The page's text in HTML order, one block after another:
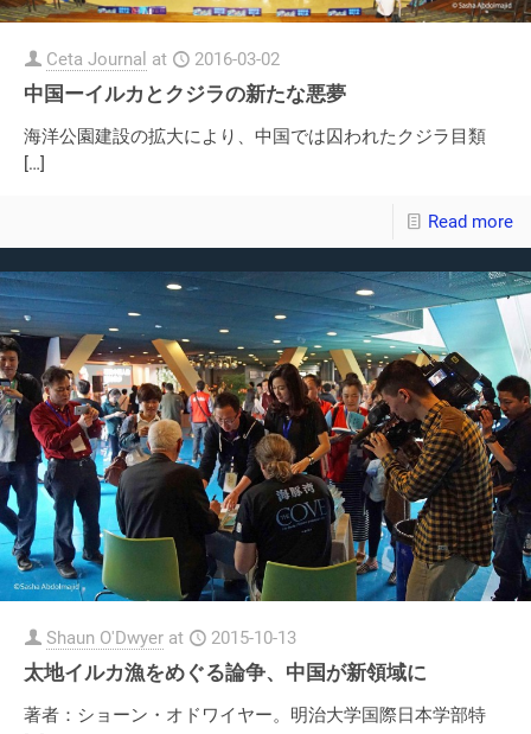
Ceta Journal at 2016-03-02
中国ーイルカとクジラの新たな悪夢
海洋公園建設の拡大により、中国では囚われたクジラ目類
[…]
Read more
Shaun O'Dwyer at 2015-10-13
太地イルカ漁をめぐる論争、中国が新領域に
著者：ショーン・オドワイヤー。明治大学国際日本学部特